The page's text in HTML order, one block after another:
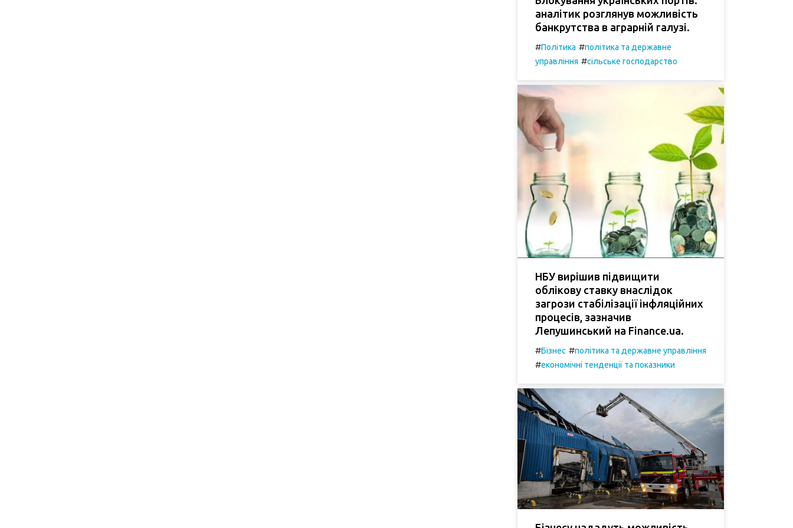
аналітик розглянув можливість
банкрутства в аграрній галузі.
#Політика #політика та державне
управління #сільське господарство
НБУ вирішив підвищити
облікову ставку внаслідок
загрози стабілізації інфляційних
процесів, зазначив
Лепушинський на Finance.ua.
#Бізнес #політика та державне управління
#економічні тенденції та показники